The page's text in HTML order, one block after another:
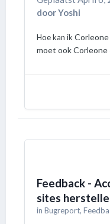
door Yoshi
Hoe kan ik
moet ook Corleone
Feedback -
sites
in Bugreport,